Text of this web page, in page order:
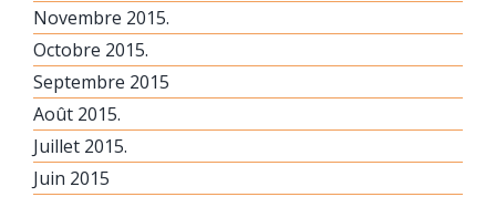
Novembre 2015.
Octobre 2015.
Septembre 2015
Août 2015.
Juillet 2015.
Juin 2015